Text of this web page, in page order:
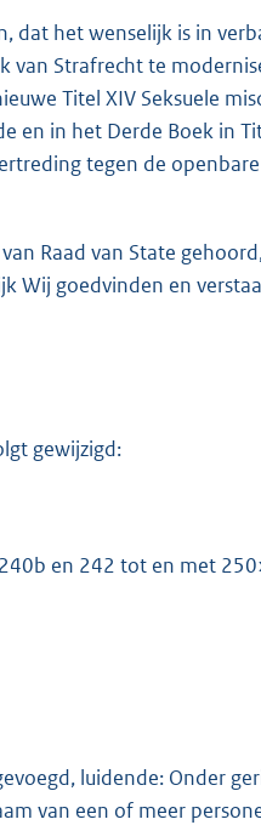
o
3
K
dat het wenselijk is in
van Strafrecht te
Titel XIV Seksuele
en in het Derde Boek in
tegen de
Raad van State
Wij goedvinden en
gewijzigd:
en 242 tot en met
luidende: Onder
van een of meer